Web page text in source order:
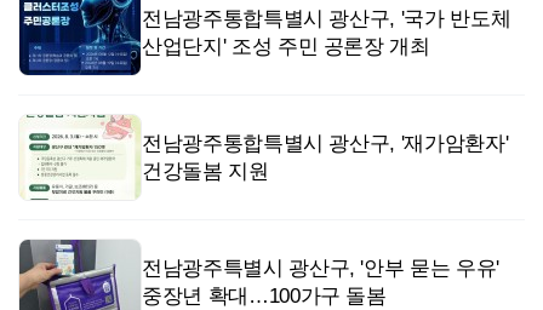
전남광주통합특별시 광산구, '국가 반도체
산업단지' 조성 주민 공론장 개최
전남광주통합특별시 광산구, '재가암환자'
건강돌봄 지원
전남광주특별시 광산구, '안부 묻는 우유'
중장년 확대…100가구 돌봄